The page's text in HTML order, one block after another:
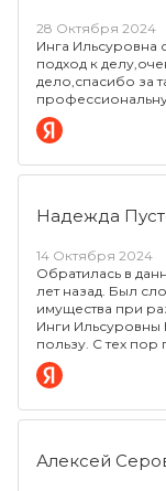
28 Октября 2024
Инга Ильсуровна
подход к
дело,спасибо за
Надежда
14 Октября 2024
Обратилась в
лет назад. Был
имущества при
Инги
пользу. С тех
Алексей